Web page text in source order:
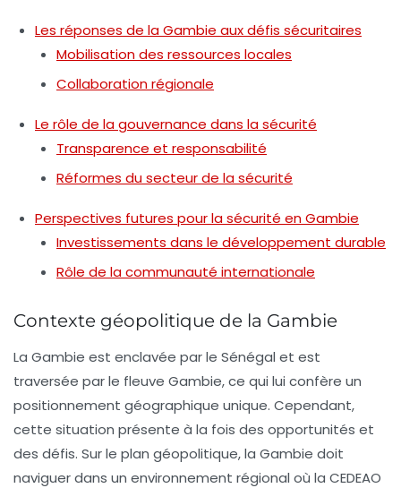
Les réponses de la Gambie aux défis sécuritaires
Mobilisation des ressources locales
Collaboration régionale
Le rôle de la gouvernance dans la sécurité
Transparence et responsabilité
Réformes du secteur de la sécurité
Perspectives futures pour la sécurité en Gambie
Investissements dans le développement durable
Rôle de la communauté internationale
Contexte géopolitique de la Gambie
La Gambie est enclavée par le Sénégal et est
traversée par le fleuve Gambie, ce qui lui confère un
positionnement géographique unique. Cependant,
cette situation présente à la fois des opportunités et
des défis. Sur le plan géopolitique, la Gambie doit
naviguer dans un environnement régional où la CEDEAO